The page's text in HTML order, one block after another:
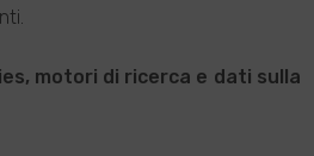
motori di ricerca e dati sulla